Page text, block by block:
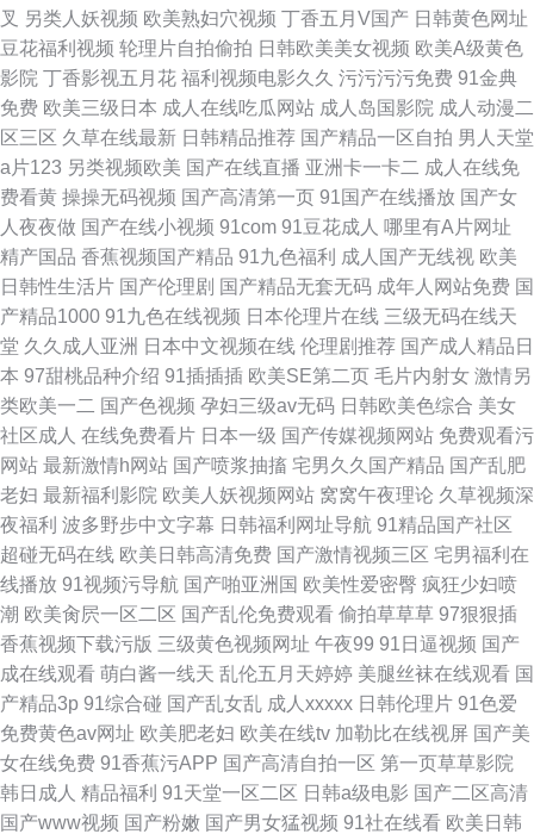
叉 另类人妖视频 欧美熟妇穴视频 丁香五月V国产 日韩黄色网址
豆花福利视频 轮理片自拍偷拍 日韩欧美美女视频 欧美A级黄色
影院 丁香影视五月花 福利视频电影久久 污污污污免费 91金典
免费 欧美三级日本 成人在线吃瓜网站 成人岛国影院 成人动漫二
区三区 久草在线最新 日韩精品推荐 国产精品一区自拍 男人天堂
a片123 另类视频欧美 国产在线直播 亚洲卡一卡二 成人在线免
费看黄 操操无码视频 国产高清第一页 91国产在线播放 国产女
人夜夜做 国产在线小视频 91com 91豆花成人 哪里有A片网址
精产国品 香蕉视频国产精品 91九色福利 成人国产无线视 欧美
日韩性生活片 国产伦理剧 国产精品无套无码 成年人网站免费 国
产精品1000 91九色在线视频 日本伦理片在线 三级无码在线天
堂 久久成人亚洲 日本中文视频在线 伦理剧推荐 国产成人精品日
本 97甜桃品种介绍 91插插插 欧美SE第二页 毛片内射女 激情另
类欧美一二 国产色视频 孕妇三级av无码 日韩欧美色综合 美女
社区成人 在线免费看片 日本一级 国产传媒视频网站 免费观看污
网站 最新激情h网站 国产喷浆抽搐 宅男久久国产精品 国产乱肥
老妇 最新福利影院 欧美人妖视频网站 窝窝午夜理论 久草视频深
夜福利 波多野步中文字幕 日韩福利网址导航 91精品国产社区
超碰无码在线 欧美日韩高清免费 国产激情视频三区 宅男福利在
线播放 91视频污导航 国产啪亚洲国 欧美性爱密臀 疯狂少妇喷
潮 欧美肏屄一区二区 国产乱伦免费观看 偷拍草草草 97狠狠插
香蕉视频下载污版 三级黄色视频网址 午夜99 91日逼视频 国产
成在线观看 萌白酱一线天 乱伦五月天婷婷 美腿丝袜在线观看 国
产精品3p 91综合碰 国产乱女乱 成人xxxxx 日韩伦理片 91色爱
免费黄色av网址 欧美肥老妇 欧美在线tv 加勒比在线视屏 国产美
女在线免费 91香蕉污APP 国产高清自拍一区 第一页草草影院
韩日成人 精品福利 91天堂一区二区 日韩a级电影 国产二区高清
国产www视频 国产粉嫩 国产男女猛视频 91社在线看 欧美日韩